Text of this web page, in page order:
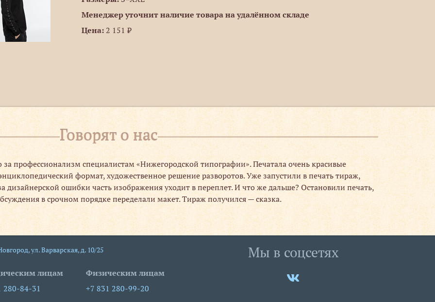
Менеджер уточнит наличие товара на удалённом складе
Цена:2 151 ₽
Говорят о нас
за профессионализм специалистам «Нижегородской типографии». Печатала очень красивые
формат, художественное решение разворотов. Уже запустили в печать тираж,
дизайнерской ошибки часть изображения уходит в переплет. И что же дальше? Остановили печать,
в срочном порядке переделали макет. Тираж получился — сказка.
,ул. Варварская, д. 10/25
лицам
280-84-31
Физическим лицам
+7 831 280-99-20
Мы в соцсетях